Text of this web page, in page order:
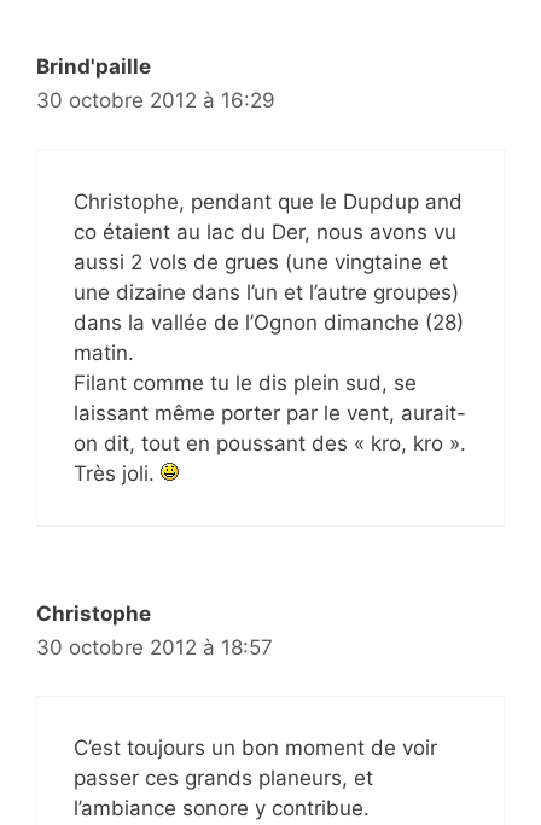
Brind'paille
30 octobre 2012 à 16:29
Christophe, pendant que le Dupdup and
co étaient au lac du Der, nous avons vu
aussi 2 vols de grues (une vingtaine et
une dizaine dans l’un et l’autre groupes)
dans la vallée de l’Ognon dimanche (28)
matin.
Filant comme tu le dis plein sud, se
laissant même porter par le vent, aurait-
on dit, tout en poussant des « kro, kro ».
Très joli.
Christophe
30 octobre 2012 à 18:57
C’est toujours un bon moment de voir
passer ces grands planeurs, et
l’ambiance sonore y contribue.